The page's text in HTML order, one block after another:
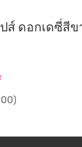
ส์ ดอกเดซี่สีข